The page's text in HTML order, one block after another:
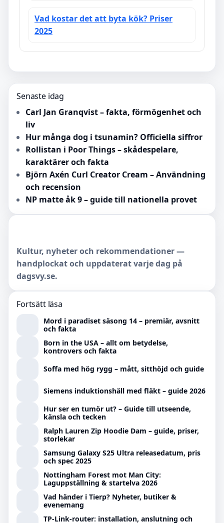
Vad kostar det att byta kök? Priser
2025
Senaste idag
Carl Jan Granqvist – fakta, förmögenhet och
liv
Hur många dog i tsunamin? Officiella siffror
Rollistan i Poor Things – skådespelare,
karaktärer och fakta
Björn Axén Curl Creator Cream – Användning
och recension
NP matte åk 9 – guide till nationella provet
Kultur, nyheter och rekommendationer —
handplockat och uppdaterat varje dag på
dagsvy.se.
Fortsätt läsa
Mord i paradiset säsong 14 – premiär, avsnitt
och fakta
Born in the USA – allt om betydelse,
kontrovers och fakta
Soffa med hög rygg – mått, sitthöjd och guide
Siemens induktionshäll med fläkt – guide 2026
Hur ser en tumör ut? – Guide till utseende,
känsla och tecken
Ralph Lauren Zip Hoodie Dam – guide, priser,
storlekar
Samsung Galaxy S25 Ultra releasedatum, pris
och spec 2025
Nottingham Forest mot Man City:
Laguppställning & startelva 2026
Vad händer i Tierp? Nyheter, butiker &
evenemang
TP-Link-router: installation, anslutning och